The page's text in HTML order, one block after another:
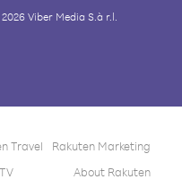
2026Viber Media S.à r.l.
Travel
Rakuten Marketing
About Rakuten